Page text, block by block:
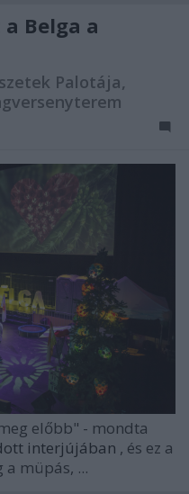
Belga a
Palotája,
előbb" - mondta
interjújában , és ez a
müpás, ...